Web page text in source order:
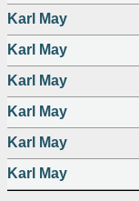
Karl May
Karl May
Karl May
Karl May
Karl May
Karl May